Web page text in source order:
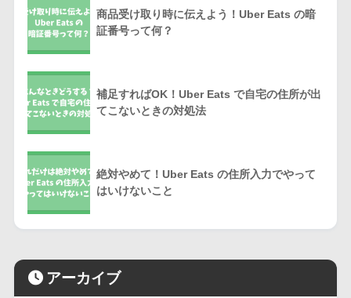
商品受け取り時に伝えよう！Uber Eats の暗
証番号って何？
補足すればOK！Uber Eats で自宅の住所が出
てこないときの対処法
絶対やめて！Uber Eats の住所入力でやって
はいけないこと
アーカイブ